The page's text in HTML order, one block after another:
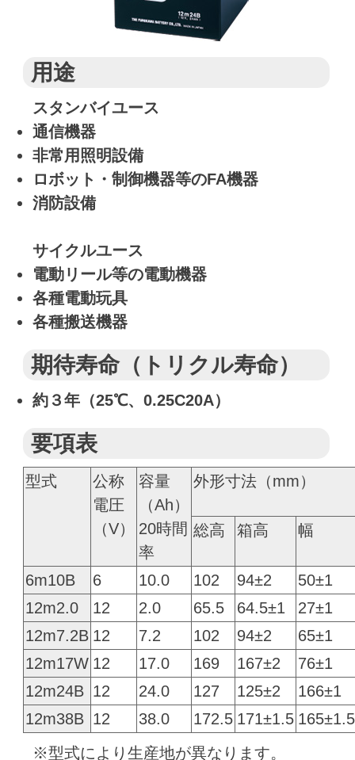
用途
スタンバイユース
通信機器
非常用照明設備
ロボット・制御機器等のFA機器
消防設備
サイクルユース
電動リール等の電動機器
各種電動玩具
各種搬送機器
期待寿命（トリクル寿命）
約３年（25℃、0.25C20A）
要項表
型式
公称
電圧
（V）
容量
（Ah）
20時間
率
外形寸法（mm）
総高 箱高 幅
6m10B 6 10.0 102 94±2
50±1
12m2.0
12 2.0 65.5 64.5±1
27±1
12m7.2B 12 7.2 102 94±2
65±1
12m17W 12 17.0 169 167±2
76±1
12m24B 12 24.0 127 125±2
166±1
12m38B 12 38.0 172.5 171±1.5 165±1.5
※型式により生産地が異なります。